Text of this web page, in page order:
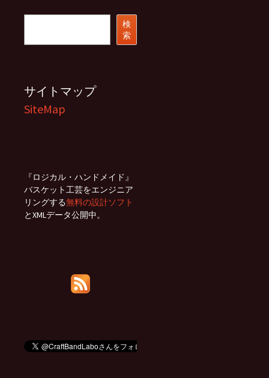
検
索
サイトマップ
SiteMap
『ロジカル・ハンドメイド』
バスケット工芸をエンジニア
リングする無料の設計ソフト
とXMLデータ公開中。